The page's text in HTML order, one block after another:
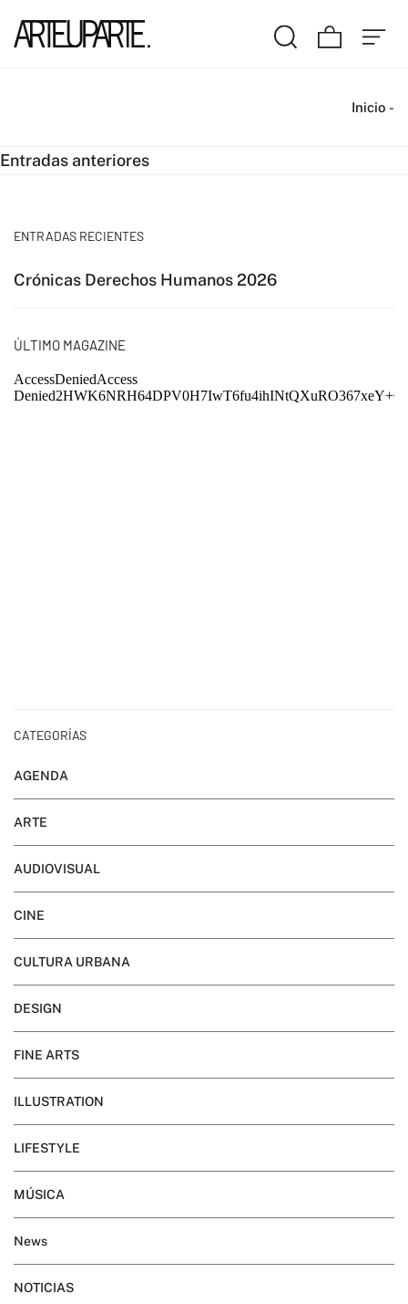
Inicio -
Navegación
entradas
Entradas anteriores
ENTRADAS RECIENTES
Crónicas Derechos Humanos 2026
ÚLTIMO MAGAZINE
CATEGORÍAS
AGENDA
ARTE
AUDIOVISUAL
CINE
CULTURA URBANA
DESIGN
FINE ARTS
ILLUSTRATION
LIFESTYLE
MÚSICA
News
NOTICIAS